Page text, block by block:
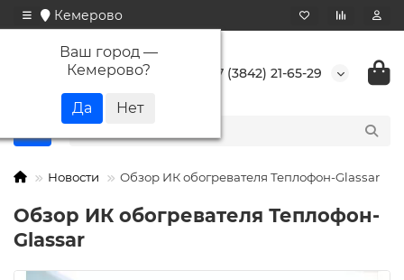
Кемерово
Ваш город —
Кемерово? +7 (3842) 21-65-29
Новости Обзор ИК обогревателя Теплофон-Glassar
Обзор ИК обогревателя Теплофон-
Glassar